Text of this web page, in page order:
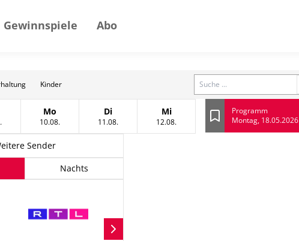
Gewinnspiele Abo
Kinder Search
09 AugustMontag, 10 August
Mo
10.08. Dienstag, 11 August
Di
11.08. Mittwoch, 12 August
Mi
12.08. Lesezeichen
Programm
Montag, 18.05.2026
Sender
Nachts